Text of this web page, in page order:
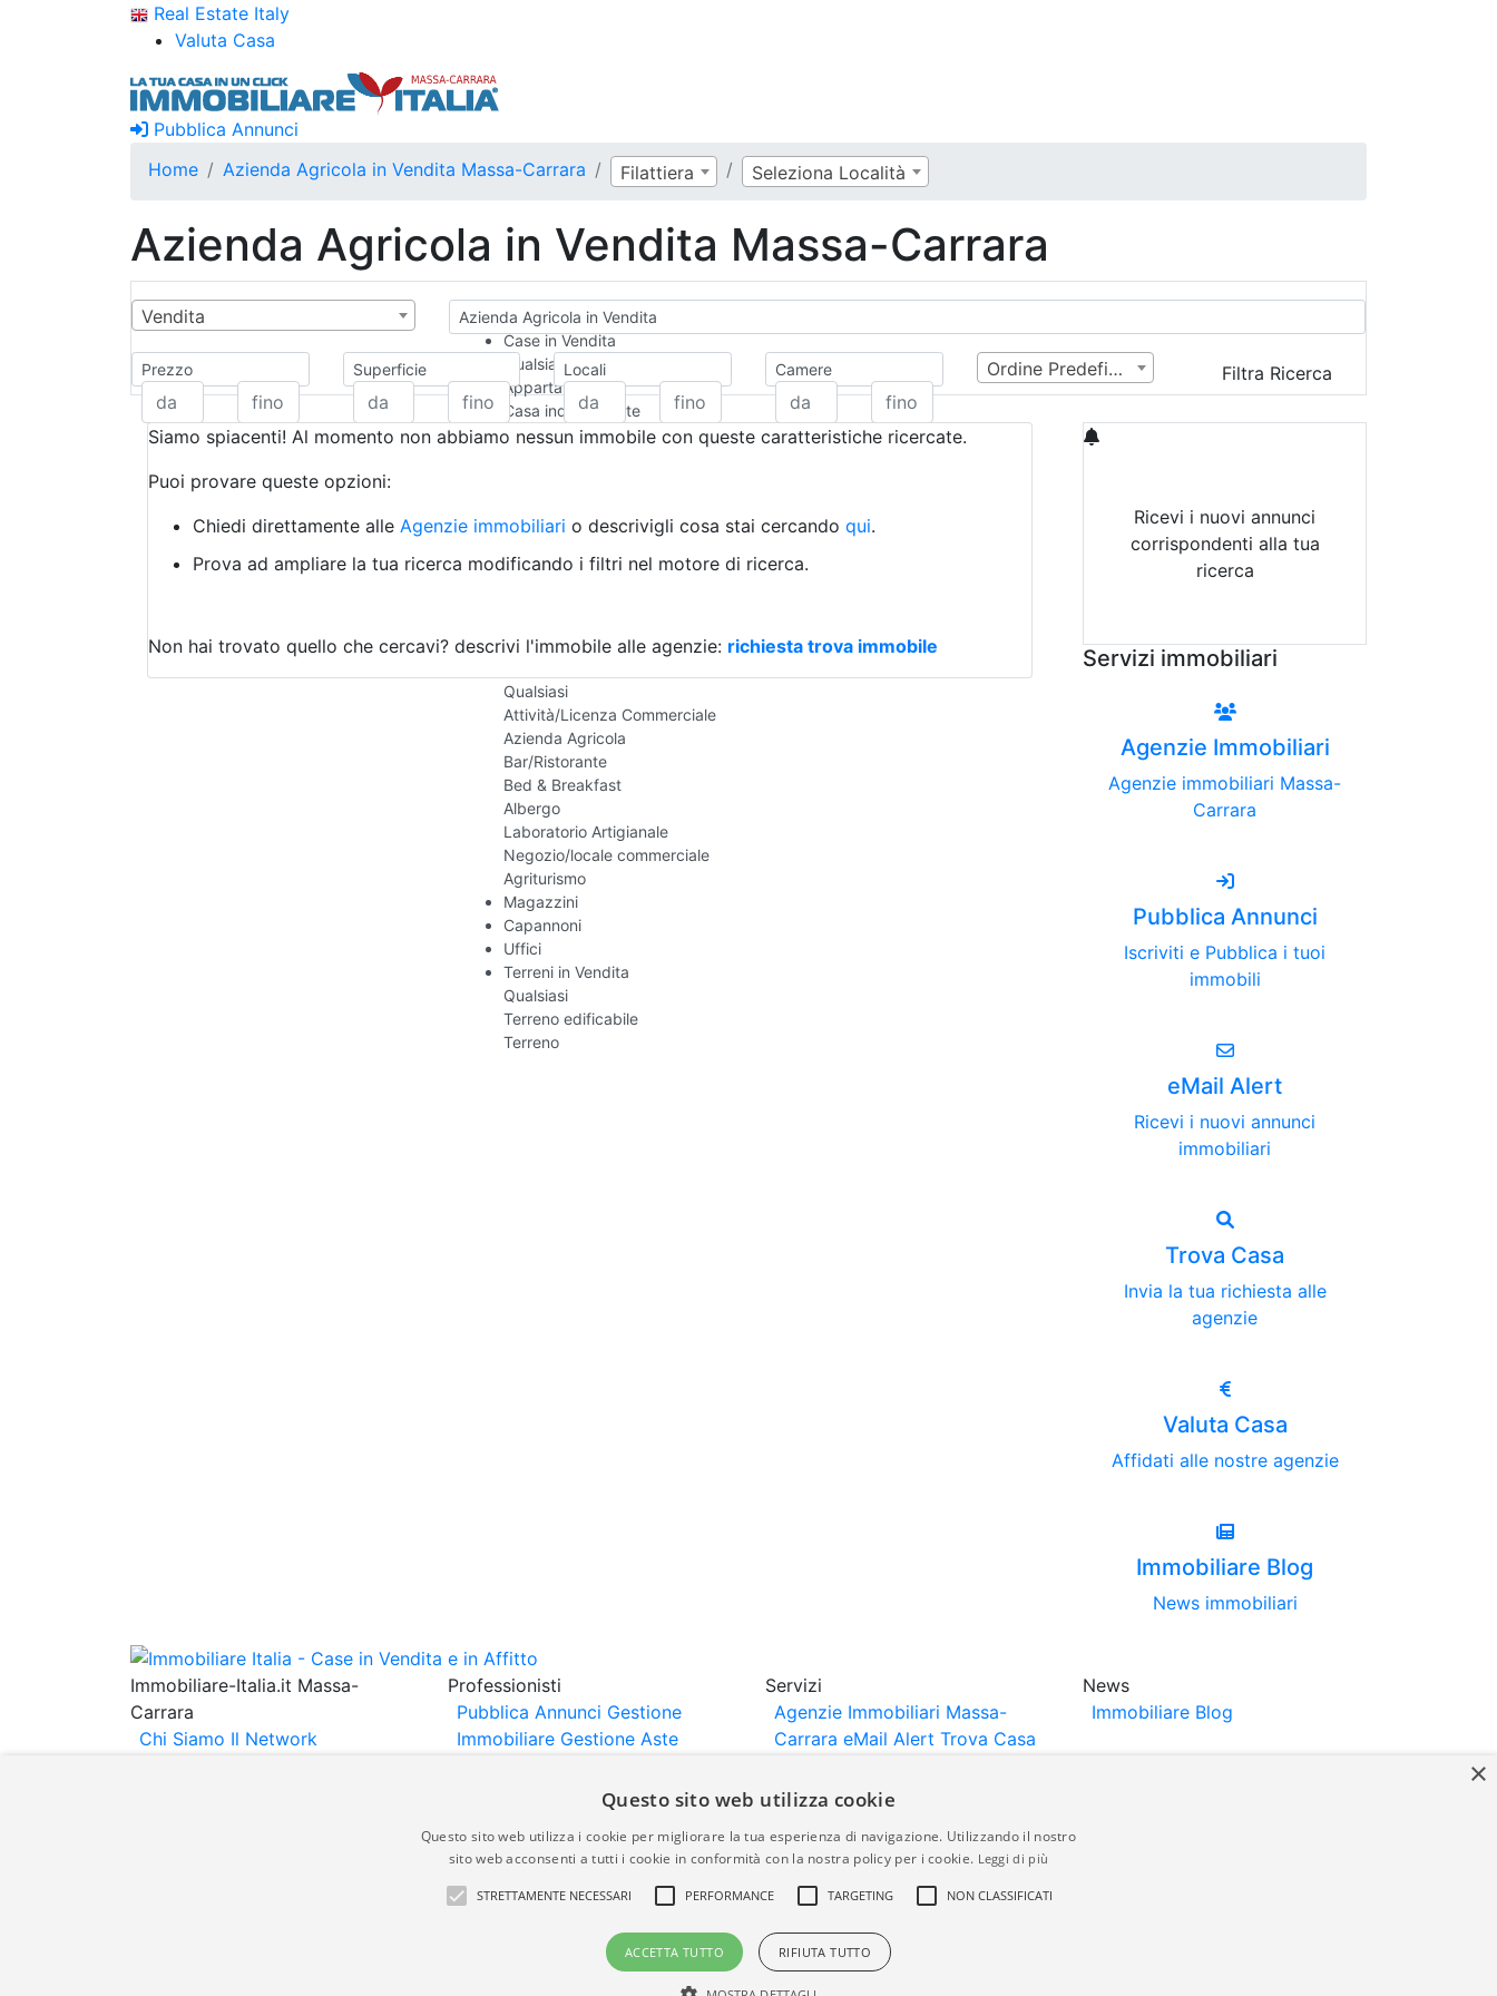
Real Estate Italy
Valuta Casa
Pubblica Annunci
Home
Azienda Agricola in Vendita Massa-Carrara Filattiera Seleziona Località
Azienda Agricola in Vendita Massa-Carrara
Vendita
Azienda Agricola in Vendita
Case in Vendita
Qualsiasi
Appartamento
Casa indipendente
Casa Semi-indipendente
Rustico/Casale
Camera d'Albergo
Box/Garage
Qualsiasi
Attività/Licenza Commerciale
Azienda Agricola
Bar/Ristorante
Bed & Breakfast
Albergo
Laboratorio Artigianale
Negozio/locale commerciale
Agriturismo
Magazzini
Capannoni
Uffici
Terreni in Vendita
Qualsiasi
Terreno edificabile
Terreno
Prezzo Superficie Locali Camere Ordine Predefinito Filtra Ricerca
Siamo spiacenti! Al momento non abbiamo nessun immobile con queste caratteristiche ricercate.
Puoi provare queste opzioni:
Chiedi direttamente alle Agenzie immobiliari o descrivigli cosa stai cercando qui.
Prova ad ampliare la tua ricerca modificando i filtri nel motore di ricerca.
Non hai trovato quello che cercavi? descrivi l'immobile alle agenzie: richiesta trova immobile
Ricevi i nuovi annunci
corrispondenti alla tua
ricerca
Servizi immobiliari
Agenzie Immobiliari
Agenzie immobiliari Massa-
Carrara
Pubblica Annunci
Iscriviti e Pubblica i tuoi
immobili
eMail Alert
Ricevi i nuovi annunci
immobiliari
Trova Casa
Invia la tua richiesta alle
agenzie
Valuta Casa
Affidati alle nostre agenzie
Immobiliare Blog
News immobiliari
Immobiliare-Italia.it Massa-
Carrara
Chi Siamo Il Network
Professionisti
Pubblica Annunci Gestione
Immobiliare Gestione Aste
Importazione
Servizi
Agenzie Immobiliari Massa-
Carrara eMail Alert Trova Casa
News
Immobiliare Blog
Gli annunci immobiliari presenti su immobiliare-italia.it vengono pubblicati da agenzie immobiliari e costruttori. La pubblicazione degli annunci
italia.it quindi non è responsabile della veridicità, della correttezza, della completezza, della normativa in materia di privacy e/o di alcun altro
×
Questo sito web utilizza cookie
Questo sito web utilizza i cookie per migliorare la tua esperienza di navigazione. Utilizzando il nostro
sito web acconsenti a tutti i cookie in conformità con la nostra policy per i cookie. Leggi di più
STRETTAMENTE NECESSARI PERFORMANCE TARGETING NON CLASSIFICATI
ACCETTA TUTTO RIFIUTA TUTTO